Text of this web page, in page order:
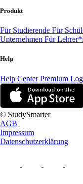
Produkt
Für Studierende Für
Unternehmen Für
Help
Help CenterPremium
© StudySmarter
AGB
Impressum
Datenschutzerklärung